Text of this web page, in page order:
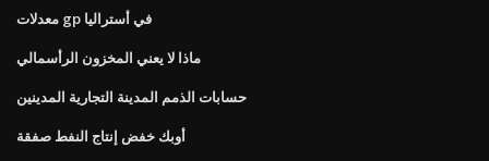
معدلات gp في أستراليا
ماذا لا يعني المخزون الرأسمالي
حسابات الذمم المدينة التجارية المدينين
أوبك خفض إنتاج النفط صفقة